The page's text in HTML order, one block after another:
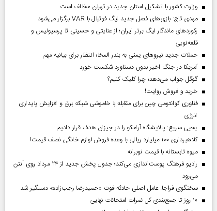
وزارت کشور با تشکیل استان جدید در تهران مخالف است
مهدی تاج: بازی‌های فصل جدید لیگ فوتبال با VAR برگزار می‌شود
رکورد‌های ماندگار لیگ برتر ایران؛ از عنایتی و حسینی تا پرسپولیس و
قلعه‌نویی
حملات جدید نیروهای یمنی به بندر المخا؛ انتظار برای بیانیه مهم
آمریکا در جنگ اخیر بدون دستاورد شکست خورد
گوگل جواب می‌دهد؛ چرا کلیک کنیم؟
خرید و فروش روایت!
فناوری کوانتومی چین برای مقابله با خاموشی شبکه برق و افزایش پایداری
انرژی
یحیی سریع: پالایشگاه آرامکو را در جیزان هدف قرار دادیم
کلاهبرداری ۱۰۰ میلیارد ریالی با وعده فروش لوازم خانگی نصف قیمت!
میوه تابستانه با قیمت نوبرانه
رادیو فرهنگ پوست‌اندازی می‌کند؛ جدول پخش جدید از ۲۴ مرداد روی آنتن
می‌رود
سخنگوی فراجا: عامل اصلی حادثه فوت «حمیدرضا رجب‌زاده» دستگیر شد
۱۰ روز تا جمع‌بندی کل نمرات امتحانات نهایی